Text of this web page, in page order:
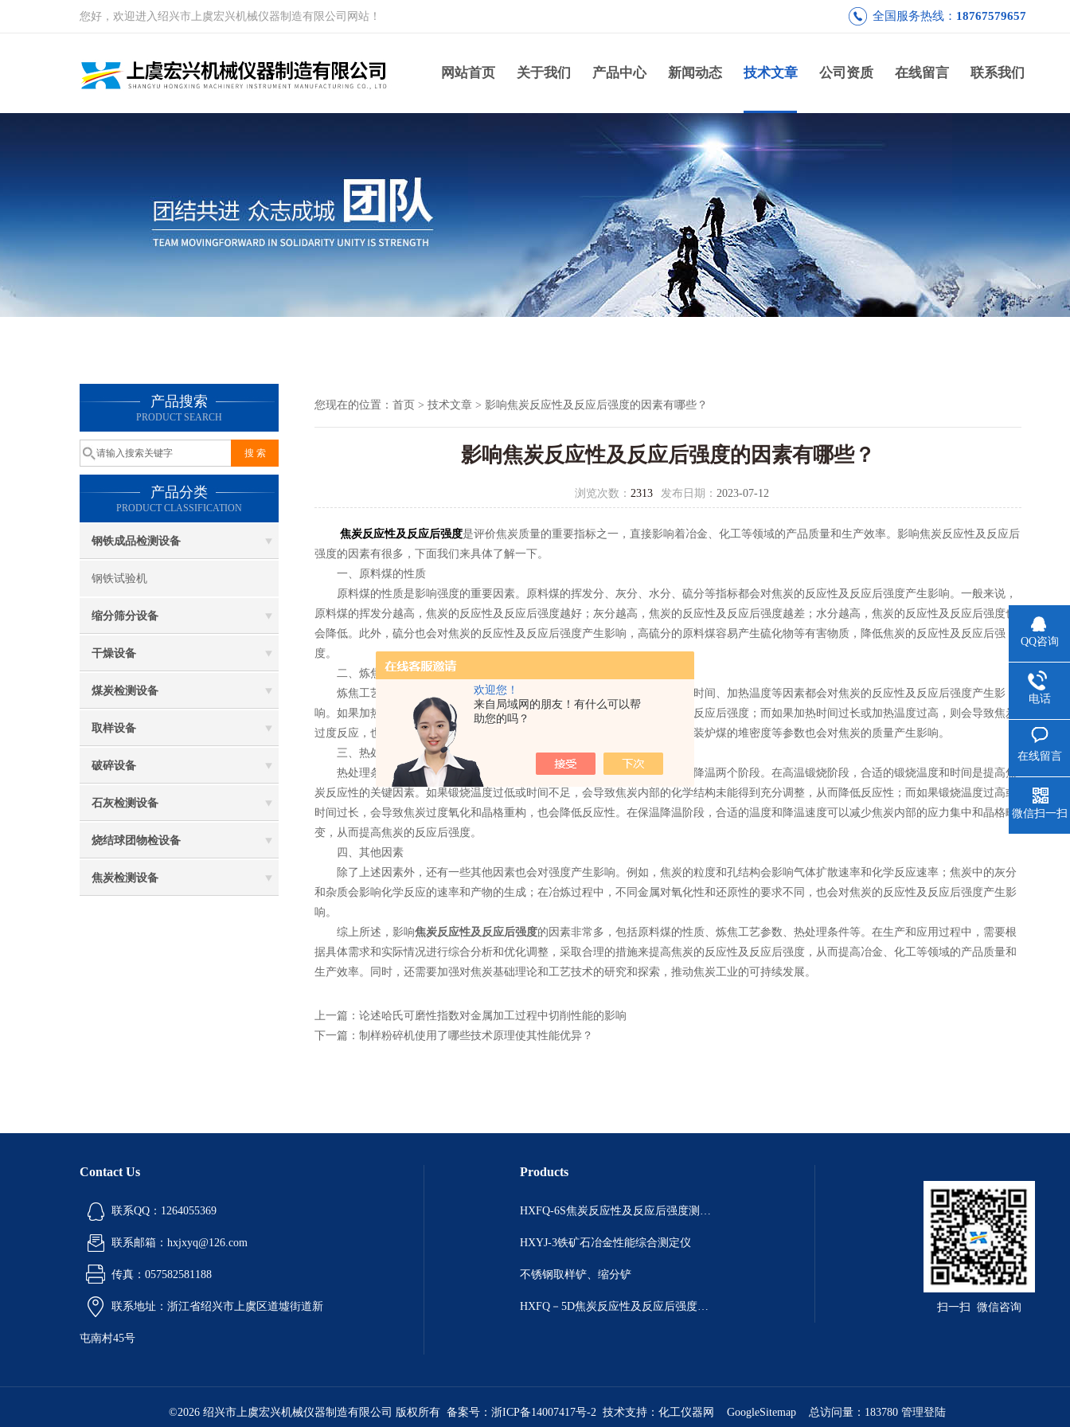
欢迎您！
来自局域网的朋友！有什么可以帮
助您的吗？
您好，欢迎进入绍兴市上虞宏兴机械仪器制造有限公司网站！ 全国服务热线： 18767579657
网站首页 关于我们 产品中心 新闻动态 技术文章 公司资质 在线留言 联系我们
产品搜索
PRODUCT SEARCH
产品分类
PRODUCT CLASSIFICATION
钢铁成品检测设备
钢铁试验机
缩分筛分设备
干燥设备
煤炭检测设备
取样设备
破碎设备
石灰检测设备
烧结球团物检设备
焦炭检测设备
您现在的位置： 首页 > 技术文章 > 影响焦炭反应性及反应后强度的因素有哪些？
影响焦炭反应性及反应后强度的因素有哪些？
浏览次数： 2313 发布日期： 2023-07-12
焦炭反应性及反应后强度是评价焦炭质量的重要指标之一，直接影响着冶金、化工等领域的产品质量和生产效率。影响焦炭反应性及反应后
强度的因素有很多，下面我们来具体了解一下。
一、原料煤的性质
原料煤的性质是影响强度的重要因素。原料煤的挥发分、灰分、水分、硫分等指标都会对焦炭的反应性及反应后强度产生影响。一般来说，
原料煤的挥发分越高，焦炭的反应性及反应后强度越好；灰分越高，焦炭的反应性及反应后强度越差；水分越高，焦炭的反应性及反应后强度也
会降低。此外，硫分也会对焦炭的反应性及反应后强度产生影响，高硫分的原料煤容易产生硫化物等有害物质，降低焦炭的反应性及反应后强
度。
二、炼焦工艺参数
炼焦工艺参数也是影响强度的因素之一。在炼焦过程中，加热速度、加热时间、加热温度等因素都会对焦炭的反应性及反应后强度产生影
响。如果加热速度过快或加热时间不足，会导致焦炭反应不全，降低反应性及反应后强度；而如果加热时间过长或加热温度过高，则会导致焦炭
过度反应，也会降低反应性及反应后强度。此外，炼焦炉的类型、炉墙材料、装炉煤的堆密度等参数也会对焦炭的质量产生影响。
三、热处理条件
热处理条件也是影响强度的因素之一。焦炭的热处理包括高温缎烧和保温降温两个阶段。在高温锻烧阶段，合适的锻烧温度和时间是提高焦
炭反应性的关键因素。如果锻烧温度过低或时间不足，会导致焦炭内部的化学结构未能得到充分调整，从而降低反应性；而如果锻烧温度过高或
时间过长，会导致焦炭过度氧化和晶格重构，也会降低反应性。在保温降温阶段，合适的温度和降温速度可以减少焦炭内部的应力集中和晶格畸
变，从而提高焦炭的反应后强度。
四、其他因素
除了上述因素外，还有一些其他因素也会对强度产生影响。例如，焦炭的粒度和孔结构会影响气体扩散速率和化学反应速率；焦炭中的灰分
和杂质会影响化学反应的速率和产物的生成；在冶炼过程中，不同金属对氧化性和还原性的要求不同，也会对焦炭的反应性及反应后强度产生影
响。
综上所述，影响焦炭反应性及反应后强度的因素非常多，包括原料煤的性质、炼焦工艺参数、热处理条件等。在生产和应用过程中，需要根
据具体需求和实际情况进行综合分析和优化调整，采取合理的措施来提高焦炭的反应性及反应后强度，从而提高冶金、化工等领域的产品质量和
生产效率。同时，还需要加强对焦炭基础理论和工艺技术的研究和探索，推动焦炭工业的可持续发展。
上一篇： 论述哈氏可磨性指数对金属加工过程中切削性能的影响
下一篇： 制样粉碎机使用了哪些技术原理使其性能优异？
Contact Us
联系QQ：1264055369
联系邮箱：hxjxyq@126.com
传真：057582581188
联系地址：浙江省绍兴市上虞区道墟街道新
屯南村45号
Products
HXFQ-6S焦炭反应性及反应后强度测定仪（双炉）
HXYJ-3铁矿石冶金性能综合测定仪
不锈钢取样铲、缩分铲
HXFQ－5D焦炭反应性及反应后强度测定仪 扫一扫 微信咨询
©2026 绍兴市上虞宏兴机械仪器制造有限公司 版权所有 备案号： 浙ICP备14007417号-2 技术支持： 化工仪器网 GoogleSitemap 总访问量：183780 管理登陆
QQ咨询
电话
在线留言
微信扫一扫